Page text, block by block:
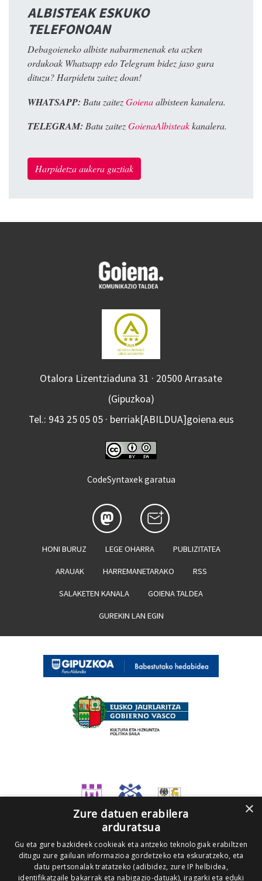
ALBISTEAK ESKUKO
TELEFONOAN
Debagoieneko albiste nabarmenenak eta azken
ordukoak Whatsapp edo Telegram bidez jaso gura
dituzu? Harpidetu zaitez doan!
WHATSAPP: Batu zaitezGoienaalbisteen kanalera.
TELEGRAM: Batu zaitezGoienaAlbisteakkanalera.
Harpidetza aukera guztiak
Otalora Lizentziaduna 31 · 20500 Arrasate
(Gipuzkoa)
Tel.: 943 25 05 05 · berriak[ABILDUA]goiena.eus
CodeSyntaxek garatua
HONI BURUZ LEGE OHARRA PUBLIZITATEA
ARAUAK HARREMANETARAKO RSS
SALAKETEN KANALA GOIENA TALDEA
GUREKIN LAN EGIN
×
Zure datuen erabilera
arduratsua
Gu eta gure bazkideek cookieak eta antzeko teknologiak erabiltzen
ditugu zure gailuan informazioa gordetzeko eta eskuratzeko, eta
datu pertsonalak tratatzeko (adibidez, zure IP helbidea,
identifikatzaile bakarrak eta nabigazio-datuak), iragarki eta eduki